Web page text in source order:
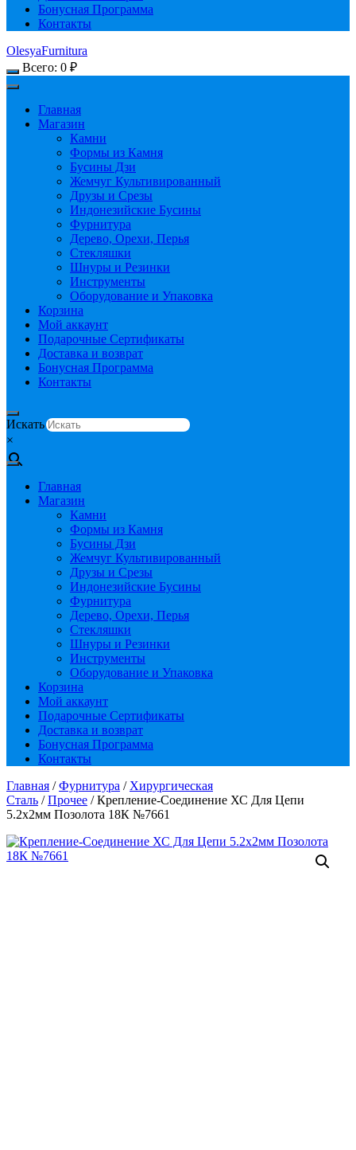
Бонусная Программа
Контакты
OlesyaFurnitura
Всего: 0 ₽
Главная
Магазин
Камни
Формы из Камня
Бусины Дзи
Жемчуг Культивированный
Друзы и Срезы
Индонезийские Бусины
Фурнитура
Дерево, Орехи, Перья
Стекляшки
Шнуры и Резинки
Инструменты
Оборудование и Упаковка
Корзина
Мой аккаунт
Подарочные Сертификаты
Доставка и возврат
Бонусная Программа
Контакты
Искать
×
Главная
Магазин
Камни
Формы из Камня
Бусины Дзи
Жемчуг Культивированный
Друзы и Срезы
Индонезийские Бусины
Фурнитура
Дерево, Орехи, Перья
Стекляшки
Шнуры и Резинки
Инструменты
Оборудование и Упаковка
Корзина
Мой аккаунт
Подарочные Сертификаты
Доставка и возврат
Бонусная Программа
Контакты
Главная /Фурнитура / Хирургическая
Сталь /Прочее / Крепление-Соединение ХС Для Цепи
5.2х2мм Позолота 18К №7661